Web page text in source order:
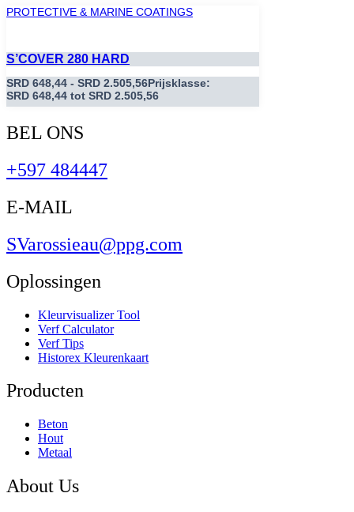
PROTECTIVE & MARINE COATINGS
S’COVER 280 HARD
SRD 648,44 - SRD 2.505,56Prijsklasse:
SRD 648,44 tot SRD 2.505,56
BEL ONS
+597 484447
E-MAIL
SVarossieau@ppg.com
Oplossingen
Kleurvisualizer Tool
Verf Calculator
Verf Tips
Historex Kleurenkaart
Producten
Beton
Hout
Metaal
About Us